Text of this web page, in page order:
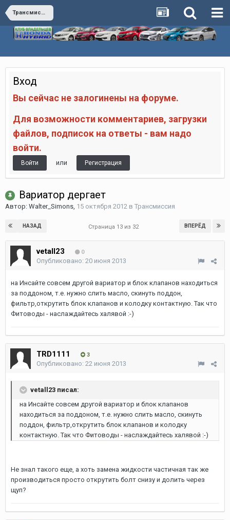
Трансмиссия
Вход
Вы сейчас не залогинены на форуме.
Для возможности комментариев, загрузки
файлов, подписок на ответы - вам надо
войти.
Войти или Регистрация
Вариатор дергает
Автор: Walter_Simons, 15 октября 2012 в Трансмиссия
НАЗАД ВПЕРЁД
Страница 13 из 32
vetall23 0
Опубликовано: 20 июня 2013
на Инсайте совсем другой вариатор и блок клапанов находиться
за поддоном, т.е. нужно слить масло, скинуть поддон,
фильтр,открутить блок клапанов и колодку контактную. Так что
Фитоводы - наслаждайтесь халявой :-)
TRD1111 3
Опубликовано: 22 июня 2013
vetall23 писал:
на Инсайте совсем другой вариатор и блок клапанов
находиться за поддоном, т.е. нужно слить масло, скинуть
поддон, фильтр,открутить блок клапанов и колодку
контактную. Так что Фитоводы - наслаждайтесь халявой :-)
Не знал такого еще, а хоть замена жидкости частичная так же
производиться просто открутить болт снизу и долить через
щуп?